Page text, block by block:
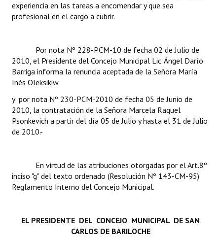
Antiguos Pobladores
Registros y Distinciones
Datos Históricos
Premio al Mérito - Registro
Audiencias Públicas - Registro
Mujeres que Dejaron Huellas - Registro
Ciudadano Ilustre - Registro
Banca del Vecino - Registro
Antiguos Pobladores - Registro
experiencia en las tareas a encomendar y que sea
profesional en el cargo a cubrir.
Por nota Nº 228-PCM-10 de fecha 02 de Julio de
2010, el Presidente del Concejo Municipal Lic. Ángel Darío
Barriga informa la renuncia aceptada de la Señora María
Inés Oleksikiw
y por nota Nº 230-PCM-2010 de fecha 05 de Junio de
2010, la contratación de la Señora Marcela Raquel
Psonkevich a partir del día 05 de Julio y hasta el 31 de Julio
de 2010.-
En virtud de las atribuciones otorgadas por el Art.8º
inciso "g" del texto ordenado (Resolución Nº 143-CM-95)
Reglamento Interno del Concejo Municipal.
EL PRESIDENTE DEL CONCEJO MUNICIPAL DE SAN
CARLOS DE BARILOCHE